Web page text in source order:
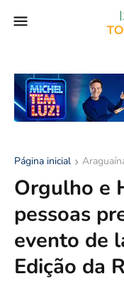
Página inicial
Orgulho e
pessoas
evento de
Edição da